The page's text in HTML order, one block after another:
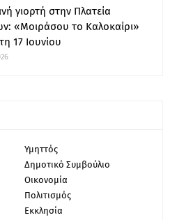
γιορτή στην Πλατεία
«Μοιράσου το Καλοκαίρι»
17 Ιουνίου
Υμηττός
Δημοτικό Συμβούλιο
Οικονομία
Πολιτισμός
Εκκλησία